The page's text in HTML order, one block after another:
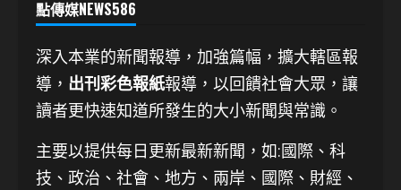
點傳媒NEWS586
深入本業的新聞報導，加強篇幅，擴大轄區報
導， 出刊彩色報紙報導，以回饋社會大眾，讓
讀者更快速知道所發生的大小新聞與常識。
主要以提供每日更新最新新聞 ，如:國際、科
技、 政治、社會、地方、兩岸、國際、財經、